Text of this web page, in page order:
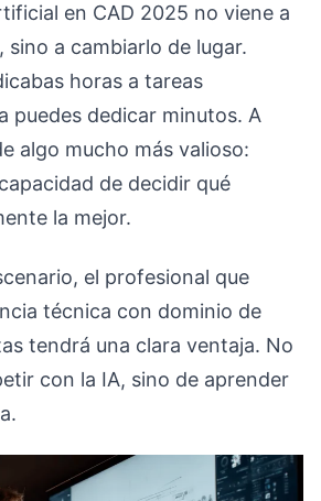
en CAD 2025 no viene a
a cambiarlo de lugar.
horas a tareas
puedes dedicar minutos. A
algo mucho más valioso:
de decidir qué
la mejor.
el profesional que
técnica con dominio de
tendrá una clara ventaja. No
con la IA, sino de aprender